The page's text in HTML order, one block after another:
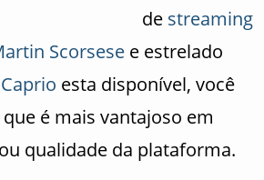
de streaming
Scorsesee estrelado
esta disponível, você
é mais vantajoso em
qualidade da plataforma.